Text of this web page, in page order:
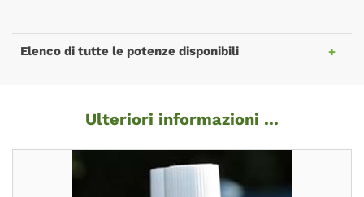
Elenco di tutte le potenze disponibili
Ulteriori informazioni ...